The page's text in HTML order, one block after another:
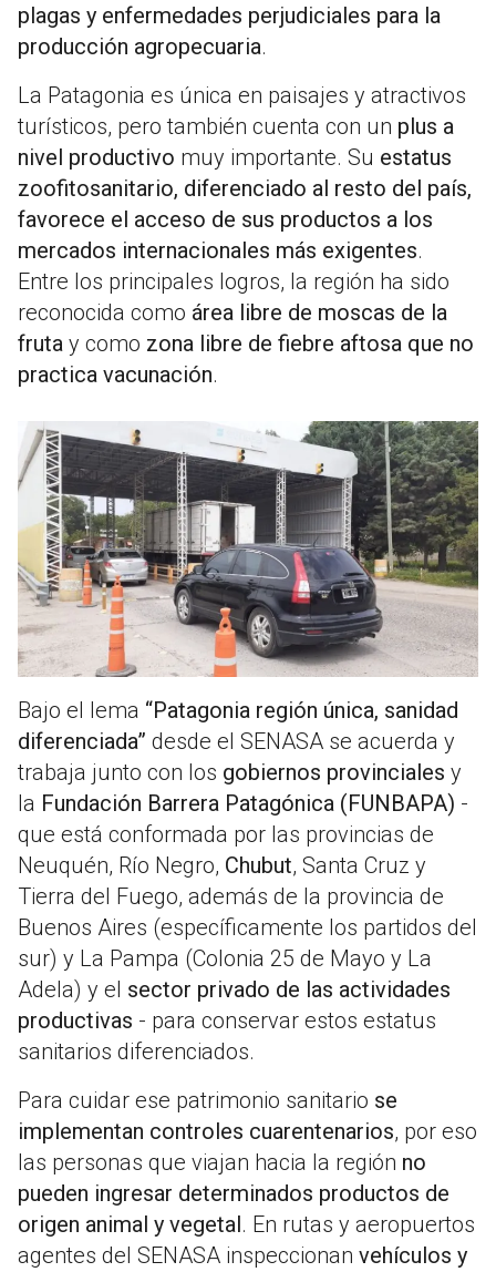
plagas y enfermedades perjudiciales para la
producción agropecuaria.
La Patagonia es única en paisajes y atractivos
turísticos, pero también cuenta con un plus a
nivel productivo muy importante. Su estatus
zoofitosanitario, diferenciado al resto del país,
favorece el acceso de sus productos a los
mercados internacionales más exigentes.
Entre los principales logros, la región ha sido
reconocida como área libre de moscas de la
fruta y como zona libre de fiebre aftosa que no
practica vacunación.
Bajo el lema “Patagonia región única, sanidad
diferenciada” desde el SENASA se acuerda y
trabaja junto con los gobiernos provinciales y
la Fundación Barrera Patagónica (FUNBAPA) -
que está conformada por las provincias de
Neuquén, Río Negro, Chubut, Santa Cruz y
Tierra del Fuego, además de la provincia de
Buenos Aires (específicamente los partidos del
sur) y La Pampa (Colonia 25 de Mayo y La
Adela) y el sector privado de las actividades
productivas - para conservar estos estatus
sanitarios diferenciados.
Para cuidar ese patrimonio sanitario se
implementan controles cuarentenarios, por eso
las personas que viajan hacia la región no
pueden ingresar determinados productos de
origen animal y vegetal. En rutas y aeropuertos
agentes del SENASA inspeccionan vehículos y